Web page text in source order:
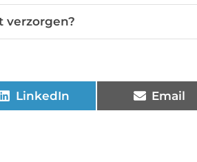
verzorgen?
LinkedIn Email